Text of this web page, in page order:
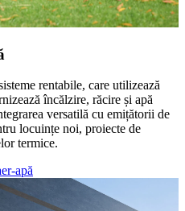
rentabile, care utilizează
încălzire, răcire și apă
versatilă cu emițătorii de
locuințe noi, proiecte de
termice.
apă